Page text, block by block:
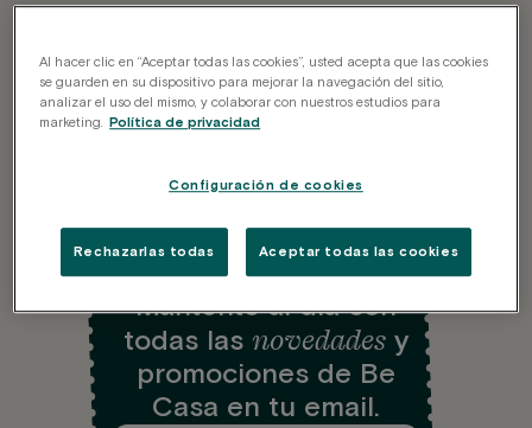
Recibe NuestraNewsletter
Mantente al día con
todas las novedades y
promociones de Be
Casa en tu email.
Al hacer clic en “Aceptar todas las cookies”, usted acepta que las cookies
se guarden en su dispositivo para mejorar la navegación del sitio,
analizar el uso del mismo, y colaborar con nuestros estudios para
marketing. Política de privacidad
Configuración de cookies
Rechazarlas todas Aceptar todas las cookies